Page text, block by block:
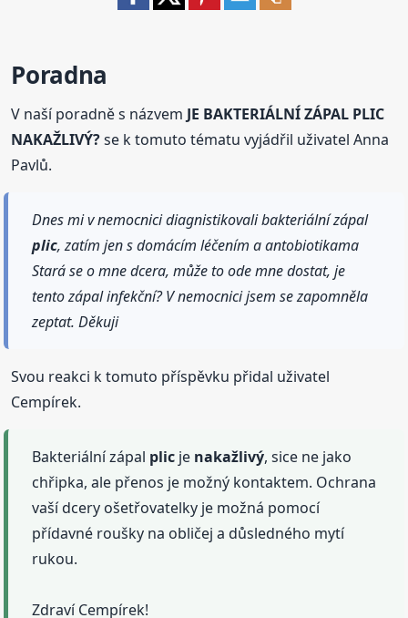
Poradna
V naší poradně s názvem JE BAKTERIÁLNÍ ZÁPAL PLIC
NAKAŽLIVÝ?se k tomuto tématu vyjádřil uživatel Anna
Pavlů.
Dnes mi v nemocnici diagnistikovali bakteriální zápal
plic, zatím jen s domácím léčením a antobiotikama
Stará se o mne dcera, může to ode mne dostat, je
tento zápal infekční? V nemocnici jsem se zapomněla
zeptat. Děkuji
Svou reakci k tomuto příspěvku přidal uživatel
Cempírek.
Bakteriální zápal plic je nakažlivý, sice ne jako
chřipka, ale přenos je možný kontaktem. Ochrana
vaší dcery ošetřovatelky je možná pomocí
přídavné roušky na obličej a důsledného mytí
rukou.
Zdraví Cempírek!